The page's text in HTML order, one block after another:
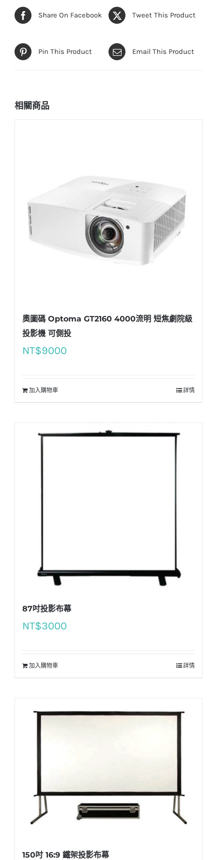
Share On Facebook Tweet This Product
Pin This Product Email This Product
相關商品
奧圖碼 Optoma GT2160 4000流明 短焦劇院級
投影機 可側投
NT$9000
加入購物車 詳情
87吋投影布幕
NT$3000
加入購物車 詳情
150吋 16:9 鐵架投影布幕